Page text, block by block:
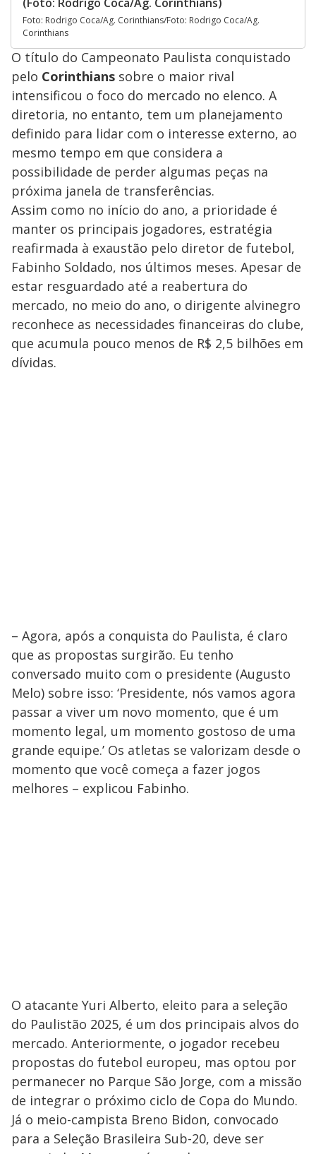
Foto: Rodrigo Coca/Ag. Corinthians/Foto: Rodrigo Coca/Ag.
Corinthians
O título do Campeonato Paulista conquistado
pelo Corinthians sobre o maior rival
intensificou o foco do mercado no elenco. A
diretoria, no entanto, tem um planejamento
definido para lidar com o interesse externo, ao
mesmo tempo em que considera a
possibilidade de perder algumas peças na
próxima janela de transferências.
Assim como no início do ano, a prioridade é
manter os principais jogadores, estratégia
reafirmada à exaustão pelo diretor de futebol,
Fabinho Soldado, nos últimos meses. Apesar de
estar resguardado até a reabertura do
mercado, no meio do ano, o dirigente alvinegro
reconhece as necessidades financeiras do clube,
que acumula pouco menos de R$ 2,5 bilhões em
dívidas.
– Agora, após a conquista do Paulista, é claro
que as propostas surgirão. Eu tenho
conversado muito com o presidente (Augusto
Melo) sobre isso: ‘Presidente, nós vamos agora
passar a viver um novo momento, que é um
momento legal, um momento gostoso de uma
grande equipe.’ Os atletas se valorizam desde o
momento que você começa a fazer jogos
melhores – explicou Fabinho.
O atacante Yuri Alberto, eleito para a seleção
do Paulistão 2025, é um dos principais alvos do
mercado. Anteriormente, o jogador recebeu
propostas do futebol europeu, mas optou por
permanecer no Parque São Jorge, com a missão
de integrar o próximo ciclo de Copa do Mundo.
Já o meio-campista Breno Bidon, convocado
para a Seleção Brasileira Sub-20, deve ser